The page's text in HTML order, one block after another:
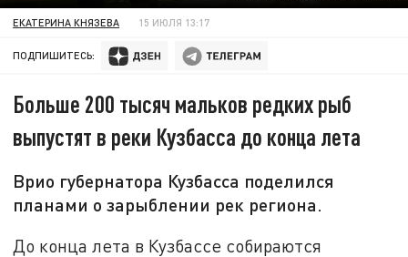
ЕКАТЕРИНА КНЯЗЕВА 15 ИЮЛЯ 13:17
ПОДПИШИТЕСЬ:
Больше 200 тысяч мальков редких рыб
выпустят в реки Кузбасса до конца лета
Врио губернатора Кузбасса поделился
планами о зарыблении рек региона.
До конца лета в Кузбассе собираются